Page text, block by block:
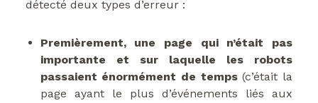
détecté deux types d’erreur :
Premièrement, une page qui n’était pas
importante et sur laquelle les robots
passaient énormément de temps(c’était la
page ayant le plus d’événements liés aux